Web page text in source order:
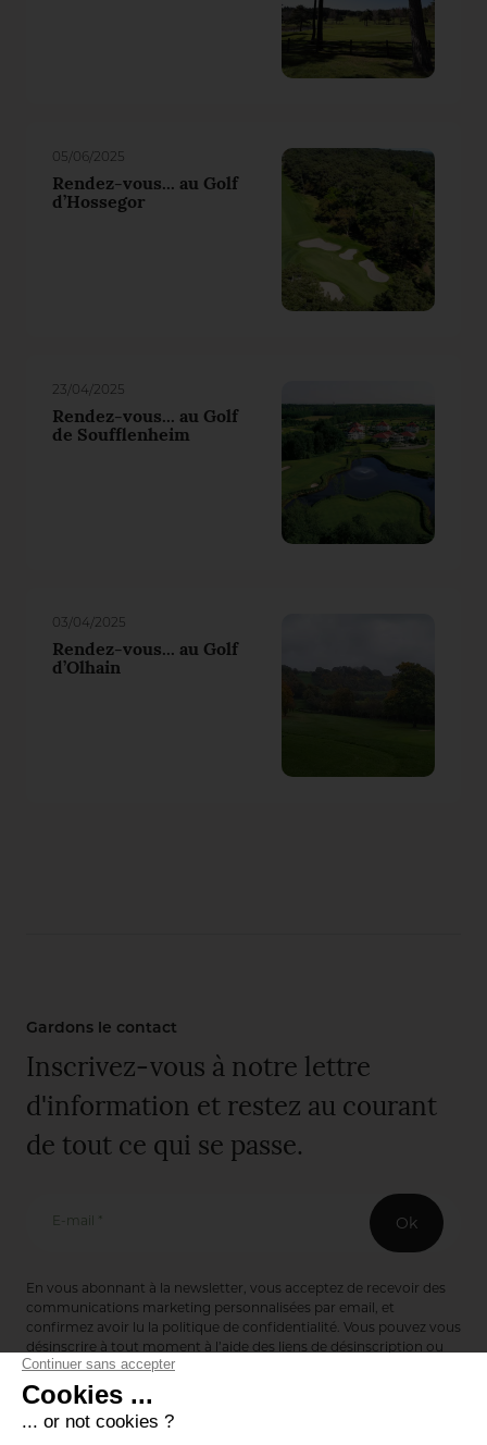
05/06/2025
Rendez-vous... au Golf
d’Hossegor
23/04/2025
Rendez-vous... au Golf
de Soufflenheim
03/04/2025
Rendez-vous... au Golf
d’Olhain
Gardons le contact
Inscrivez-vous à notre lettre
d'information et restez au courant
de tout ce qui se passe.
E-mail * Ok
En vous abonnant à la newsletter, vous acceptez de recevoir des
communications marketing personnalisées par email, et
confirmez avoir lu la politique de confidentialité. Vous pouvez vous
désinscrire à tout moment à l’aide des liens de désinscription ou
en nous contactant via notre formulaire de contact :
Editions de Bionnay
493 Route du Château de Bionnay